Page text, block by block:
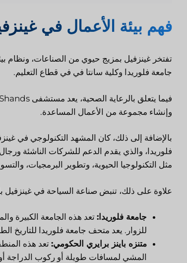
فهم بيئة الأعمال في
تفتخر غينزفيل بمزيج حيوي من الصناعات، ونظام
جامعة فلوريدا وكلية سانتا في في قطاع التعليم.
وإنشاء مجموعة من الأعمال المساعدة.
بالإضافة إلى ذلك، كان المشهد التكنولوجي في
فلوريدا، والذي يقدم الدعم للشركات الناشئة
مثل التكنولوجيا الحيوية، وتطوير البرمجيات،
علاوة على ذلك، تنبض صناعة السياحة في غينزفيل
جامعة فلوريدا: تعد هذه الجامعة الكبيرة
للزوار. يعد متحف جامعة فلوريدا للتاريخ
متنزه باينز برايري الحكومي: تعد هذه
المشي لمسافات طويلة أو ركوب الدراجة